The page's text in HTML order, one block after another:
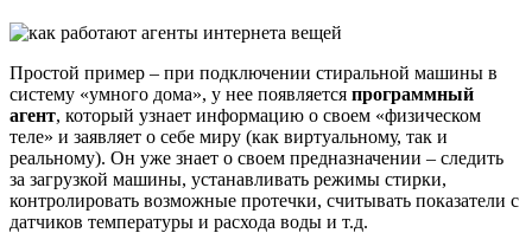
Простой пример – при подключении стиральной машины в
систему «умного дома», у нее появляется программный
агент, который узнает информацию о своем «физическом
теле» и заявляет о себе миру (как виртуальному, так и
реальному). Он уже знает о своем предназначении – следить
за загрузкой машины, устанавливать режимы стирки,
контролировать возможные протечки, считывать показатели с
датчиков температуры и расхода воды и т.д.